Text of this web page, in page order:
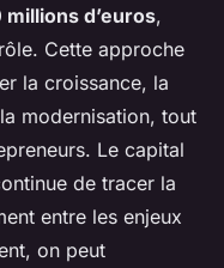
millions d’euros,
Cette approche
la croissance, la
modernisation, tout
Le capital
de tracer la
entre les enjeux
on peut